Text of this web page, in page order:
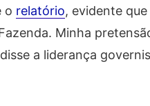
o relatório, evidente
Minha
a liderança